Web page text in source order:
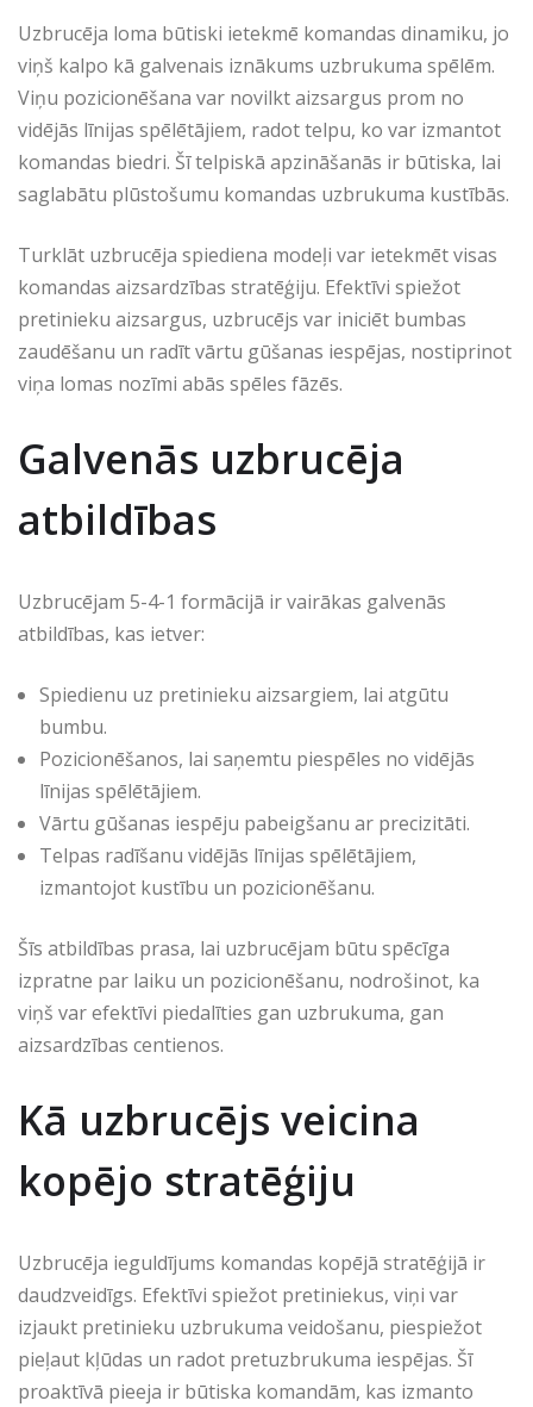
Uzbrucēja loma būtiski ietekmē komandas dinamiku, jo
viņš kalpo kā galvenais iznākums uzbrukuma spēlēm.
Viņu pozicionēšana var novilkt aizsargus prom no
vidējās līnijas spēlētājiem, radot telpu, ko var izmantot
komandas biedri. Šī telpiskā apzināšanās ir būtiska, lai
saglabātu plūstošumu komandas uzbrukuma kustībās.
Turklāt uzbrucēja spiediena modeļi var ietekmēt visas
komandas aizsardzības stratēģiju. Efektīvi spiežot
pretinieku aizsargus, uzbrucējs var iniciēt bumbas
zaudēšanu un radīt vārtu gūšanas iespējas, nostiprinot
viņa lomas nozīmi abās spēles fāzēs.
Galvenās uzbrucēja
atbildības
Uzbrucējam 5-4-1 formācijā ir vairākas galvenās
atbildības, kas ietver:
Spiedienu uz pretinieku aizsargiem, lai atgūtu
bumbu.
Pozicionēšanos, lai saņemtu piespēles no vidējās
līnijas spēlētājiem.
Vārtu gūšanas iespēju pabeigšanu ar precizitāti.
Telpas radīšanu vidējās līnijas spēlētājiem,
izmantojot kustību un pozicionēšanu.
Šīs atbildības prasa, lai uzbrucējam būtu spēcīga
izpratne par laiku un pozicionēšanu, nodrošinot, ka
viņš var efektīvi piedalīties gan uzbrukuma, gan
aizsardzības centienos.
Kā uzbrucējs veicina
kopējo stratēģiju
Uzbrucēja ieguldījums komandas kopējā stratēģijā ir
daudzveidīgs. Efektīvi spiežot pretiniekus, viņi var
izjaukt pretinieku uzbrukuma veidošanu, piespiežot
pieļaut kļūdas un radot pretuzbrukuma iespējas. Šī
proaktīvā pieeja ir būtiska komandām, kas izmanto